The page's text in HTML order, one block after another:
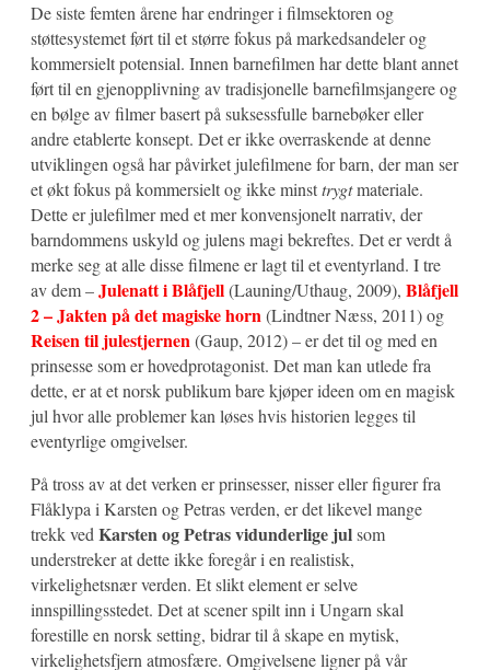
De siste femten årene har endringer i filmsektoren og
støttesystemet ført til et større fokus på markedsandeler og
kommersielt potensial. Innen barnefilmen har dette blant annet
ført til en gjenopplivning av tradisjonelle barnefilmsjangere og
en bølge av filmer basert på suksessfulle barnebøker eller
andre etablerte konsept. Det er ikke overraskende at denne
utviklingen også har påvirket julefilmene for barn, der man ser
et økt fokus på kommersielt og ikke minsttrygtmateriale.
Dette er julefilmer med et mer konvensjonelt narrativ, der
barndommens uskyld og julens magi bekreftes. Det er verdt å
merke seg at alle disse filmene er lagt til et eventyrland. I tre
av dem –Julenatt i Blåfjell(Launing/Uthaug, 2009), Blåfjell
2 – Jakten på det magiske horn(Lindtner Næss, 2011) og
Reisen til julestjernen(Gaup, 2012) – er det til og med en
prinsesse som er hovedprotagonist. Det man kan utlede fra
dette, er at et norsk publikum bare kjøper ideen om en magisk
jul hvor alle problemer kan løses hvis historien legges til
eventyrlige omgivelser.
På tross av at det verken er prinsesser, nisser eller figurer fra
Flåklypa i Karsten og Petras verden, er det likevel mange
trekk vedKarsten og Petras vidunderlige julsom
understreker at dette ikke foregår i en realistisk,
virkelighetsnær verden. Et slikt element er selve
innspillingsstedet. Det at scener spilt inn i Ungarn skal
forestille en norsk setting, bidrar til å skape en mytisk,
virkelighetsfjern atmosfære. Omgivelsene ligner på vår